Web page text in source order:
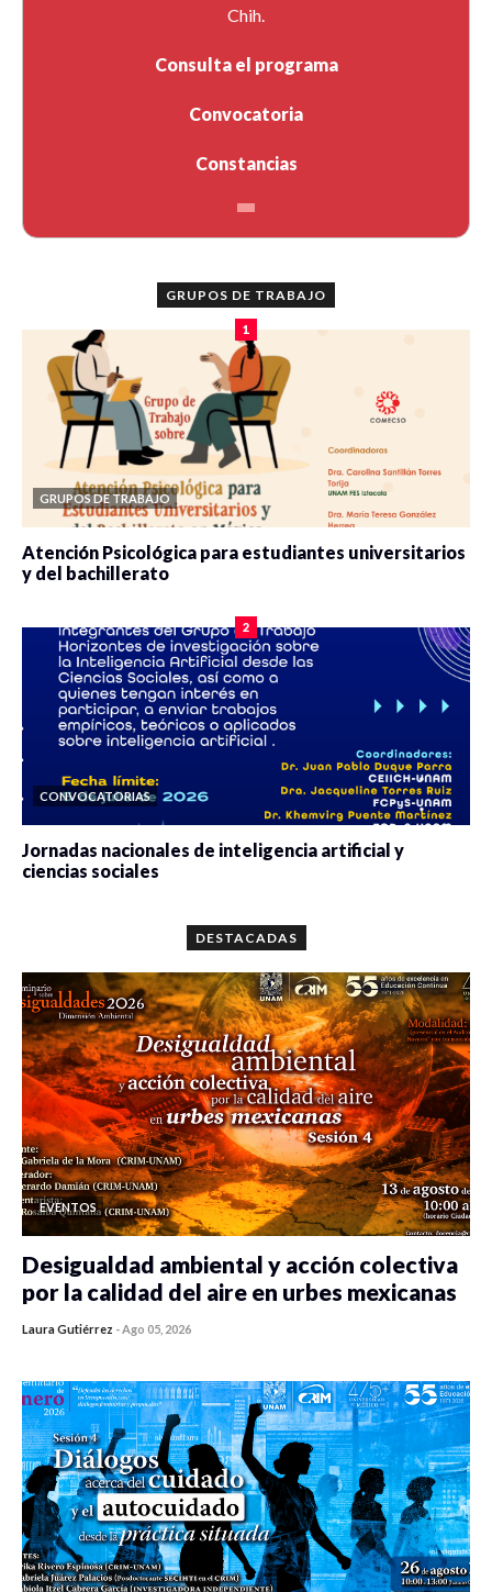
Chih.
Consulta el programa
Convocatoria
Constancias
GRUPOS DE TRABAJO
1
GRUPOS DE TRABAJO
Atención Psicológica para estudiantes universitarios
y del bachillerato
2
CONVOCATORIAS
Jornadas nacionales de inteligencia artificial y
ciencias sociales
DESTACADAS
EVENTOS
Desigualdad ambiental y acción colectiva
por la calidad del aire en urbes mexicanas
Laura Gutiérrez -Ago 05, 2026